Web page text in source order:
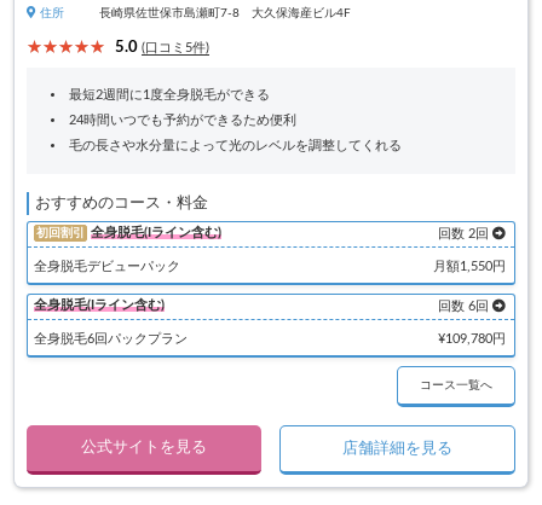
住所
長崎県佐世保市島瀬町7-8 大久保海産ビル4F
5.0 (口コミ5件)
最短2週間に1度全身脱毛ができる
24時間いつでも予約ができるため便利
毛の長さや水分量によって光のレベルを調整してくれる
おすすめのコース・料金
初回割引 全身脱毛(Iライン含む) 回数 2回
全身脱毛デビューパック 月額1,550円
全身脱毛(Iライン含む) 回数 6回
全身脱毛6回パックプラン ¥109,780円
コース一覧へ
公式サイトを見る 店舗詳細を見る